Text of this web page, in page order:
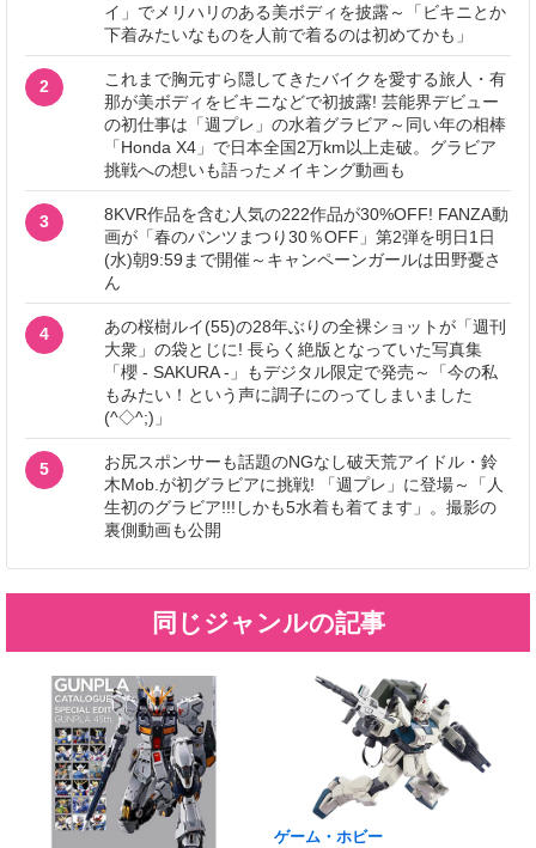
イ」でメリハリのある美ボディを披露～「ビキニとか
下着みたいなものを人前で着るのは初めてかも」
2
これまで胸元すら隠してきたバイクを愛する旅人・有
那が美ボディをビキニなどで初披露! 芸能界デビュー
の初仕事は「週プレ」の水着グラビア～同い年の相棒
「Honda X4」で日本全国2万km以上走破。グラビア
挑戦への想いも語ったメイキング動画も
3
8KVR作品を含む人気の222作品が30%OFF! FANZA動
画が「春のパンツまつり30％OFF」第2弾を明日1日
(水)朝9:59まで開催～キャンペーンガールは田野憂さ
ん
4
あの桜樹ルイ(55)の28年ぶりの全裸ショットが「週刊
大衆」の袋とじに! 長らく絶版となっていた写真集
「櫻 - SAKURA -」もデジタル限定で発売～「今の私
もみたい！という声に調子にのってしまいました
(^◇^;)」
5
お尻スポンサーも話題のNGなし破天荒アイドル・鈴
木Mob.が初グラビアに挑戦! 「週プレ」に登場～「人
生初のグラビア!!!しかも5水着も着てます」。撮影の
裏側動画も公開
同じジャンルの記事
ゲーム・ホビー